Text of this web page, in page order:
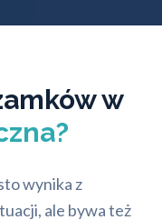
w
wynika z
ale bywa też